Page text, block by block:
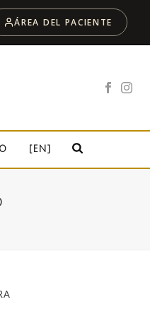
ÁREA DEL PACIENTE
[EN]